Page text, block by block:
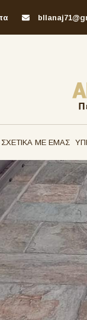
ΣΧΕΤΙΚΑ ΜΕ ΕΜΑΣ